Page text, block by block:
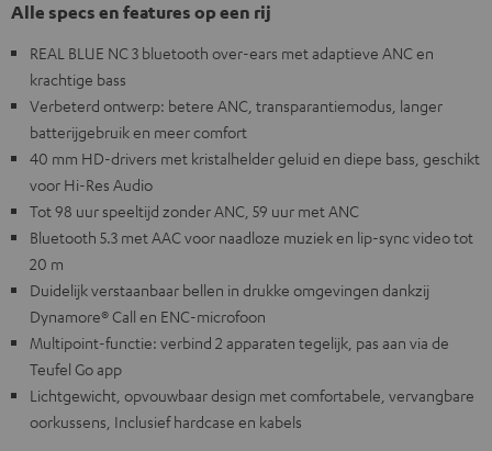
Alle specs en features op een rij
REAL BLUE NC 3 bluetooth over-ears met adaptieve ANC en
krachtige bass
Verbeterd ontwerp: betere ANC, transparantiemodus, langer
batterijgebruik en meer comfort
40 mm HD-drivers met kristalhelder geluid en diepe bass, geschikt
voor Hi-Res Audio
Tot 98 uur speeltijd zonder ANC, 59 uur met ANC
Bluetooth 5.3 met AAC voor naadloze muziek en lip-sync video tot
20 m
Duidelijk verstaanbaar bellen in drukke omgevingen dankzij
Dynamore® Call en ENC-microfoon
Multipoint-functie: verbind 2 apparaten tegelijk, pas aan via de
Teufel Go app
Lichtgewicht, opvouwbaar design met comfortabele, vervangbare
oorkussens, Inclusief hardcase en kabels